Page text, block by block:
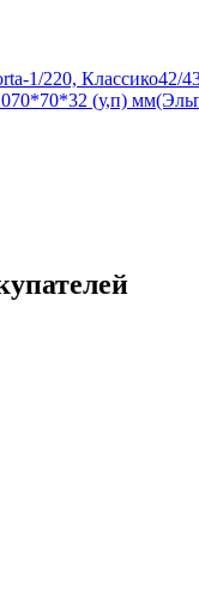
1/220, Классико42/
(у,п)